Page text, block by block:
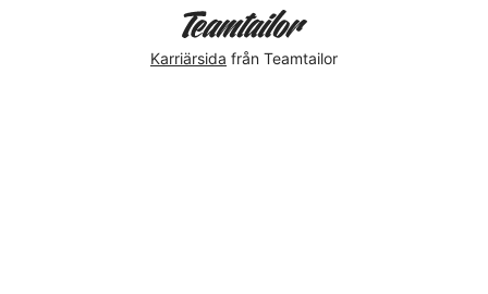
Karriärsida från Teamtailor